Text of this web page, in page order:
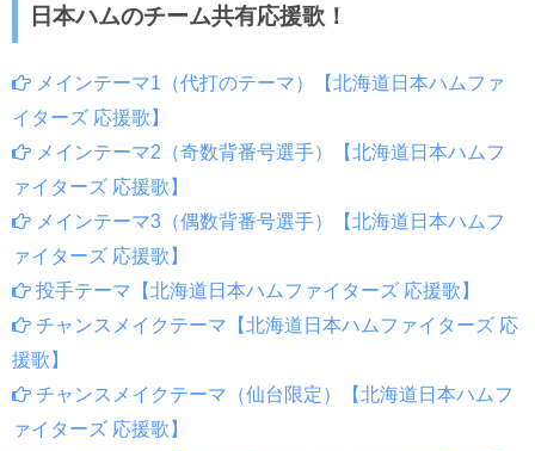
日本ハムのチーム共有応援歌！
メインテーマ1（代打のテーマ）【北海道日本ハムファ
イターズ 応援歌】
メインテーマ2（奇数背番号選手）【北海道日本ハムフ
ァイターズ 応援歌】
メインテーマ3（偶数背番号選手）【北海道日本ハムフ
ァイターズ 応援歌】
投手テーマ【北海道日本ハムファイターズ 応援歌】
チャンスメイクテーマ【北海道日本ハムファイターズ 応
援歌】
チャンスメイクテーマ（仙台限定）【北海道日本ハムフ
ァイターズ 応援歌】